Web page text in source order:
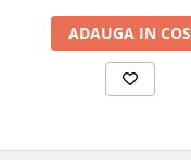
ADAUGA IN COS